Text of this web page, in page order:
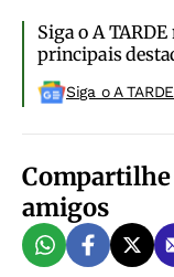
Siga o A
principais
Siga o A
Compartilhe
amigos